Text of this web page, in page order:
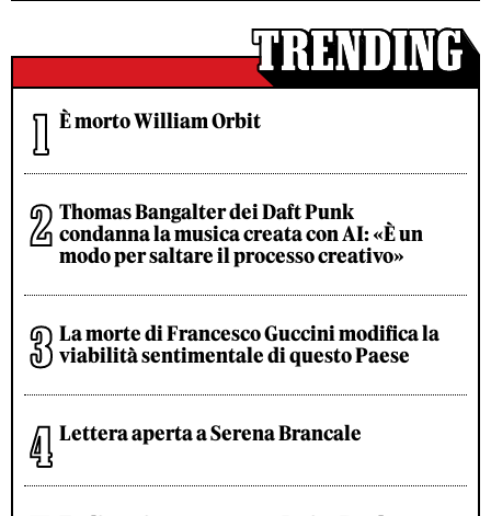
È morto William Orbit
Thomas Bangalter dei Daft Punk
condanna la musica creata con AI: «È un
modo per saltare il processo creativo»
La morte di Francesco Guccini modifica la
viabilità sentimentale di questo Paese
Lettera aperta a Serena Brancale